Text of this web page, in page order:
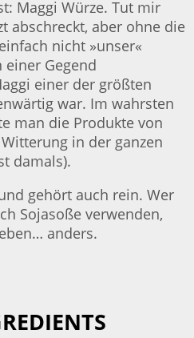
Maggi Würze. Tut mir
abschreckt, aber ohne die
nicht »unser«
Gegend
einer der größten
war. Im wahrsten
man die Produkte von
in der ganzen
damals).
gehört auch rein. Wer
Sojasoße verwenden,
anders.